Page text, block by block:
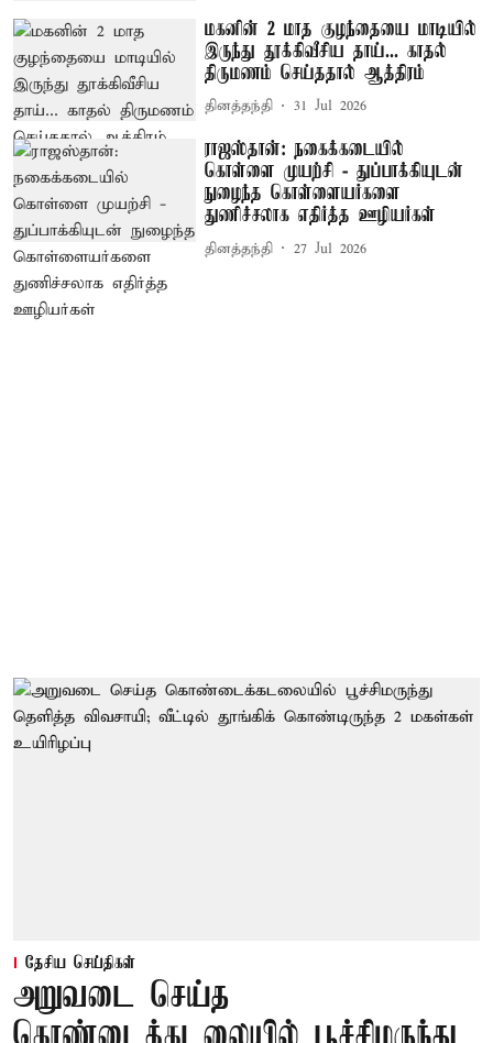
மகனின் 2 மாத குழந்தையை மாடியில்
இருந்து தூக்கிவீசிய தாய்... காதல்
திருமணம் செய்ததால் ஆத்திரம்
தினத்தந்தி 31 Jul 2026
ராஜஸ்தான்: நகைக்கடையில்
கொள்ளை முயற்சி - துப்பாக்கியுடன்
நுழைந்த கொள்ளையர்களை
துணிச்சலாக எதிர்த்த ஊழியர்கள்
தினத்தந்தி 27 Jul 2026
தேசிய செய்திகள்
அறுவடை செய்த